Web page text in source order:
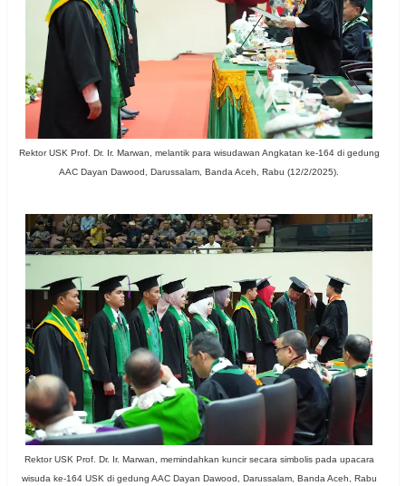
Rektor USK Prof. Dr. Ir. Marwan, melantik para wisudawan Angkatan ke-164 di gedung
AAC Dayan Dawood, Darussalam, Banda Aceh, Rabu (12/2/2025).
Rektor USK Prof. Dr. Ir. Marwan, memindahkan kuncir secara simbolis pada upacara
wisuda ke-164 USK di gedung AAC Dayan Dawood, Darussalam, Banda Aceh, Rabu